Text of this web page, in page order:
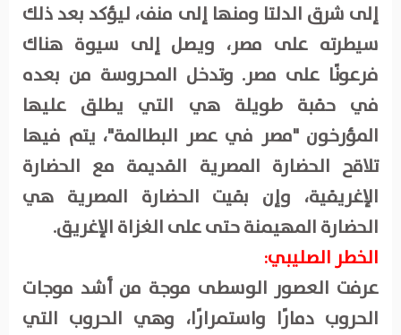
إلى شرق الدلتا ومنها إلى منف، ليؤكد بعد ذلك
سيطرته على مصر، ويصل إلى سيوة هناك
فرعونًا على مصر. وتدخل المحروسة من بعده
في حقبة طويلة هي التي يطلق عليها
المؤرخون "مصر في عصر البطالمة"، يتم فيها
تلاقح الحضارة المصرية القديمة مع الحضارة
الإغريقية، وإن بقيت الحضارة المصرية هي
الحضارة المهيمنة حتى على الغزاة الإغريق.
الخطر الصليبي:
عرفت العصور الوسطى موجة من أشد موجات
الحروب دمارًا واستمرارًا، وهي الحروب التي